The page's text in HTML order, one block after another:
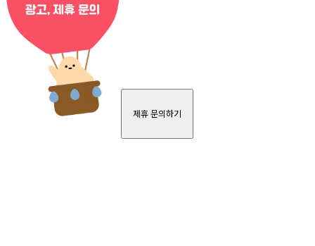
제휴 문의하기